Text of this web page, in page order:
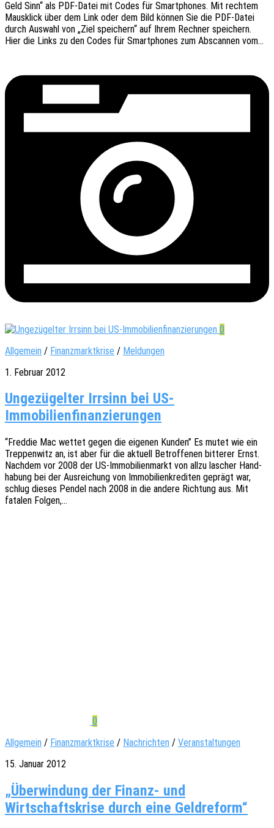
Geld Sinn“ als PDF-Datei mit Codes für Smart­phones. Mit rech­tem
Maus­klick über dem Link oder dem Bild können Sie die PDF-Datei
durch Auswahl von „Ziel spei­chern“ auf Ihrem Rech­ner spei­chern.
Hier die Links zu den Codes für Smart­phones zum Abscan­nen vom…
0
Allgemein / Finanzmarktkrise / Meldungen
1. Februar 2012
Ungezügelter Irrsinn bei US-
Immobilienfinanzierungen
“Fred­die Mac wettet gegen die eige­nen Kunden” Es mutet wie ein
Trep­pen­witz an, ist aber für die aktu­ell Betrof­fe­nen bitte­rer Ernst.
Nach­dem vor 2008 der US-Immo­­bi­­li­en­­markt von allzu lascher Hand­
ha­bung bei der Ausrei­chung von Immo­bi­li­en­kre­di­ten geprägt war,
schlug dieses Pendel nach 2008 in die andere Rich­tung aus. Mit
fata­len Folgen,…
0
Allgemein / Finanzmarktkrise / Nachrichten / Veranstaltungen
15. Januar 2012
„Überwindung der Finanz- und
Wirtschaftskrise durch eine Geldreform“